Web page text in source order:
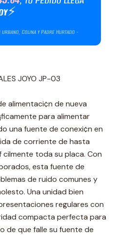
JOYO JP-03
alimentaci¢n de nueva
para alimentar
una fuente de conexi¢n en
de corriente de hasta
toda su placa. Con
esta fuente de
de ruido comunes y
Una unidad bien
regulares con
compacta perfecta para
de que falle su fuente de